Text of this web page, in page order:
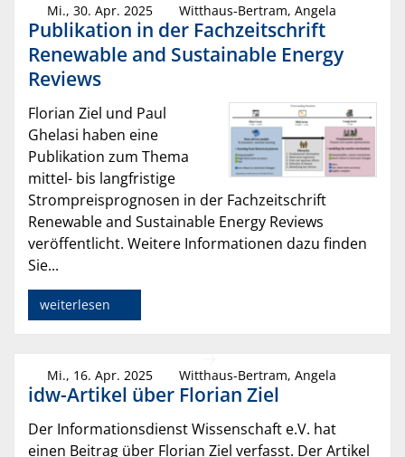
Mi., 30. Apr. 2025 Witthaus-Bertram, Angela
Publikation in der Fachzeitschrift
Renewable and Sustainable Energy
Reviews
Florian Ziel und Paul
Ghelasi haben eine
Publikation zum Thema
mittel- bis langfristige
Strompreisprognosen in der Fachzeitschrift
Renewable and Sustainable Energy Reviews
veröffentlicht. Weitere Informationen dazu finden
Sie...
weiterlesen
Mi., 16. Apr. 2025 Witthaus-Bertram, Angela
idw-Artikel über Florian Ziel
Der Informationsdienst Wissenschaft e.V. hat
einen Beitrag über Florian Ziel verfasst. Der Artikel